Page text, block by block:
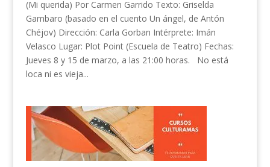
(Mi querida) Por Carmen Garrido Texto: Griselda
Gambaro (basado en el cuento Un ángel, de Antón
Chéjov) Dirección: Carla Gorban Intérprete: Imán
Velasco Lugar: Plot Point (Escuela de Teatro) Fechas:
Jueves 8 y 15 de marzo, a las 21:00 horas. No está
loca ni es vieja...